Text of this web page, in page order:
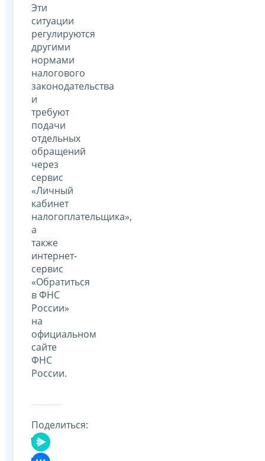
Эти
ситуации
регулируются
другими
нормами
налогового
законодательства
и
требуют
подачи
отдельных
обращений
через
сервис
«Личный
кабинет
налогоплательщика»,
а
также
интернет-
сервис
«Обратиться
в ФНС
России»
на
официальном
сайте
ФНС
России.
Поделиться: